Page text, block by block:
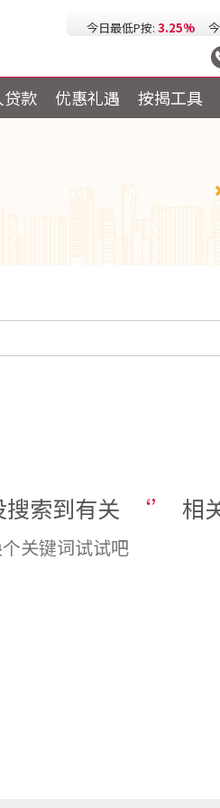
今日最低按息: 2.73%
款 优惠礼遇 按揭工具
搜索到有关 ‘’ 相
关键词试试吧